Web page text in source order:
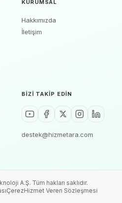
KURUMSAL
Hakkımızda
İletişim
BIZI TAKIP EDIN
destek@hizmetara.com
A.Ş. Tüm hakları saklıdır.
ÇerezHizmet Veren Sözleşmesi